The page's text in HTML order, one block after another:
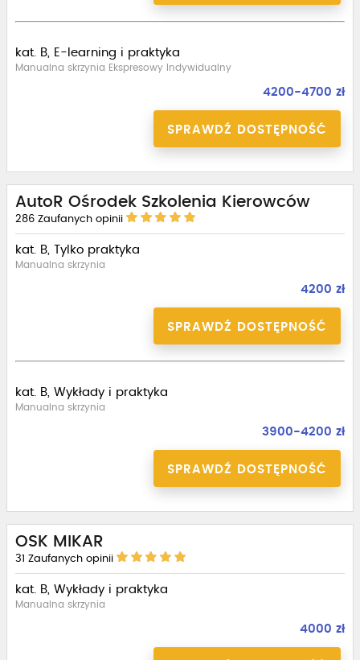
kat. B, E-learning i praktyka
Manualna skrzynia Ekspresowy Indywidualny
4200-4700 zł
SPRAWDŹ DOSTĘPNOŚĆ
AutoR Ośrodek Szkolenia Kierowców
286 Zaufanych opinii
kat. B, Tylko praktyka
Manualna skrzynia
4200 zł
SPRAWDŹ DOSTĘPNOŚĆ
kat. B, Wykłady i praktyka
Manualna skrzynia
3900-4200 zł
SPRAWDŹ DOSTĘPNOŚĆ
OSK MIKAR
31 Zaufanych opinii
kat. B, Wykłady i praktyka
Manualna skrzynia
4000 zł